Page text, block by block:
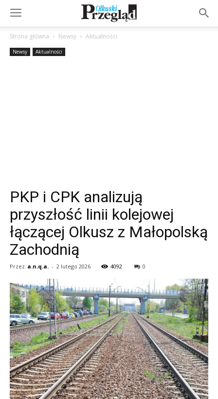
Strona główna Newsy Aktualności
Newsy Aktualności
PKP i CPK analizują
przyszłość linii kolejowej
łączącej Olkusz z Małopolską
Zachodnią
Przez a.n.q.a. - 2 lutego 2026 4092 0